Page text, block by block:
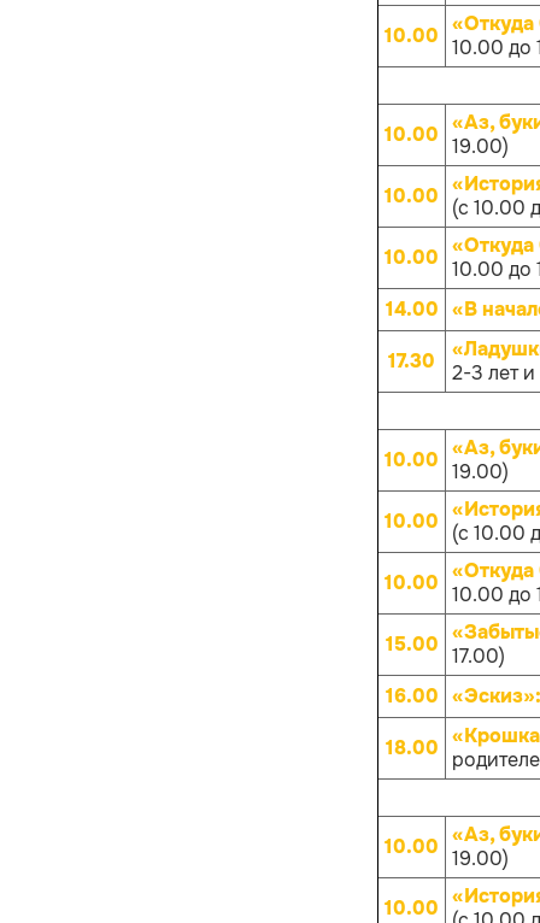
10.00 10.00 до
10.00 «Аз,
19.00)
10.00
(с 10.00
10.00 10.00 до
14.00 «В
17.30
2-3 лет
10.00 «Аз,
19.00)
10.00
(с 10.00
10.00 10.00 до
15.00 17.00)
16.00
18.00
10.00 «Аз,
19.00)
10.00